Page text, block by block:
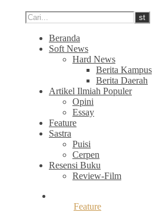
Beranda
Soft News
Hard News
Berita Kampus
Berita Daerah
Artikel Ilmiah Populer
Opini
Essay
Feature
Sastra
Puisi
Cerpen
Resensi Buku
Review-Film
Feature